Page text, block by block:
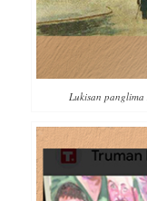
Lukisan